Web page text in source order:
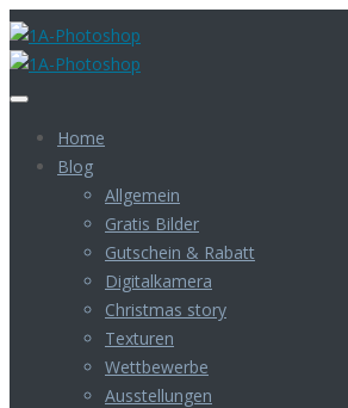
Home
Blog
Allgemein
Gratis Bilder
Gutschein & Rabatt
Digitalkamera
Christmas story
Texturen
Wettbewerbe
Ausstellungen